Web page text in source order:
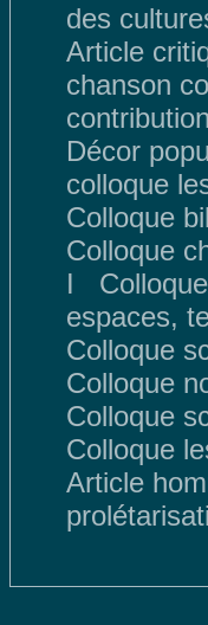
des
Article
chanson
contribution
Décor
colloque
Colloque
Colloque
I
espaces,
Colloque
Colloque
Colloque
Colloque
Article